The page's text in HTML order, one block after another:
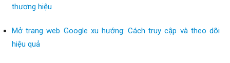
thương hiệu
Mở trang web Google xu hướng: Cách truy cập và theo dõi
hiệu quả